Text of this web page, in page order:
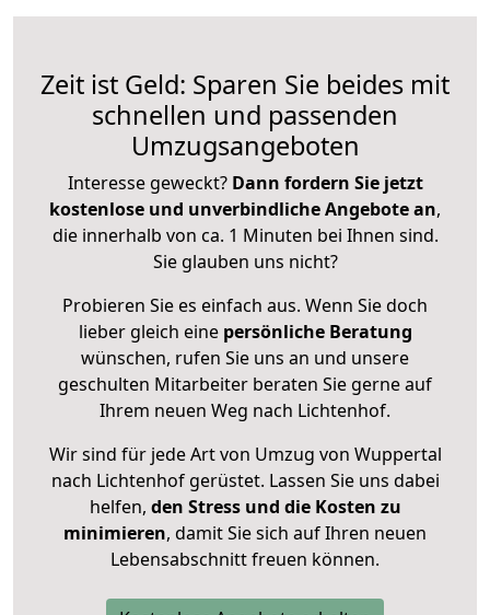
Zeit ist Geld: Sparen Sie beides mit
schnellen und passenden
Umzugsangeboten
Interesse geweckt? Dann fordern Sie jetzt
kostenlose und unverbindliche Angebote an,
die innerhalb von ca. 1 Minuten bei Ihnen sind.
Sie glauben uns nicht?
Probieren Sie es einfach aus. Wenn Sie doch
lieber gleich eine persönliche Beratung
wünschen, rufen Sie uns an und unsere
geschulten Mitarbeiter beraten Sie gerne auf
Ihrem neuen Weg nach Lichtenhof.
Wir sind für jede Art von Umzug von Wuppertal
nach Lichtenhof gerüstet. Lassen Sie uns dabei
helfen, den Stress und die Kosten zu
minimieren, damit Sie sich auf Ihren neuen
Lebensabschnitt freuen können.